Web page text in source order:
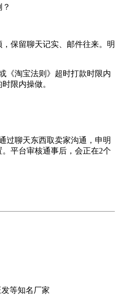
保留聊天记实、邮件往来。明
《淘宝法则》超时打款时限内
限内操做。
过聊天东西取卖家沟通，申明
平台审核通事后，会正在2个
等知名厂家